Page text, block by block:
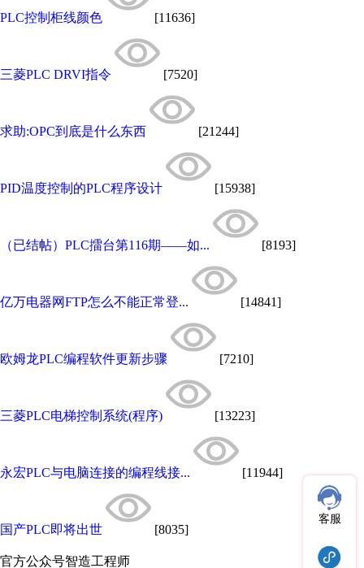
PLC控制柜线颜色 [11636]
三菱PLC DRVI指令 [7520]
求助:OPC到底是什么东西 [21244]
PID温度控制的PLC程序设计 [15938]
（已结帖）PLC擂台第116期——如... [8193]
亿万电器网FTP怎么不能正常登... [14841]
欧姆龙PLC编程软件更新步骤 [7210]
三菱PLC电梯控制系统(程序) [13223]
永宏PLC与电脑连接的编程线接... [11944]
国产PLC即将出世 [8035]
官方公众号智造工程师
客服